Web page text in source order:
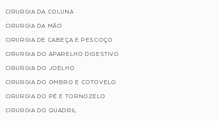
CIRURGIA DA COLUNA
CIRURGIA DA MÃO
CIRURGIA DE CABEÇA E PESCOÇO
CIRURGIA DO APARELHO DIGESTIVO
CIRURGIA DO JOELHO
CIRURGIA DO OMBRO E COTOVELO
CIRURGIA DO PÉ E TORNOZELO
CIRURGIA DO QUADRIL